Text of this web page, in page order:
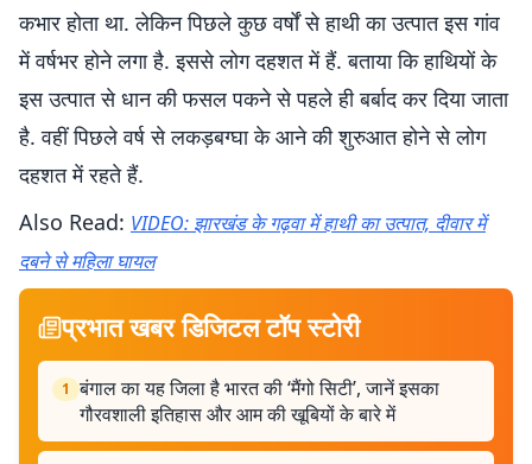
कभार होता था. लेकिन पिछले कुछ वर्षों से हाथी का उत्पात इस गांव
में वर्षभर होने लगा है. इससे लोग दहशत में हैं. बताया कि हाथियों के
इस उत्पात से धान की फसल पकने से पहले ही बर्बाद कर दिया जाता
है. वहीं पिछले वर्ष से लकड़बग्घा के आने की शुरुआत होने से लोग
दहशत में रहते हैं.
Also Read: VIDEO: झारखंड के गढ़वा में हाथी का उत्पात, दीवार में
दबने से महिला घायल
प्रभात खबर डिजिटल टॉप स्टोरी
1 बंगाल का यह जिला है भारत की ‘मैंगो सिटी’, जानें इसका
गौरवशाली इतिहास और आम की खूबियों के बारे में